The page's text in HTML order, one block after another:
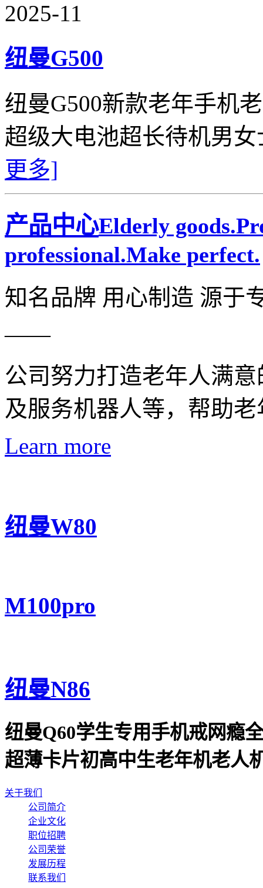
2025-11
纽曼G500
纽曼G500新款老年手机
超级大电池超长待机男
更多]
产品中心Elderly
professional.Make perfect.
知名品牌 用心制造 源于
——
公司努力打造老年人满
及服务机器人等，帮助
Learn more
纽曼W80
M100pro
纽曼N86
纽曼Q60学生专用手机戒网瘾
超薄卡片初高中生老年机老人
关于我们
公司简介
企业文化
职位招聘
公司荣誉
发展历程
联系我们